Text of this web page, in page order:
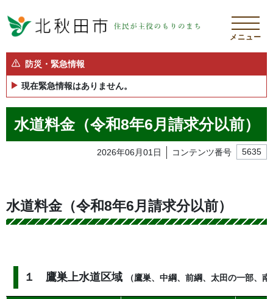
メニュー
防災・緊急情報
現在緊急情報はありません。
水道料金（令和8年6月請求分以前）
2026年06月01日 コンテンツ番号 5635
水道料金（令和8年6月請求分以前）
１ 鷹巣上水道区域（鷹巣、中綱、前綱、太田の一部、